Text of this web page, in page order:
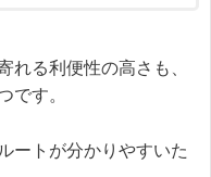
れる利便性の高さも、
です。
ートが分かりやすいた